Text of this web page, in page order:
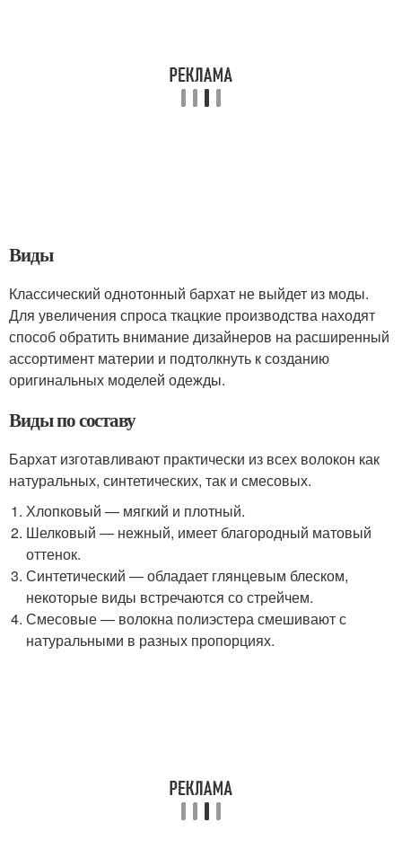
Виды
Классический однотонный бархат не выйдет из моды.
Для увеличения спроса ткацкие производства находят
способ обратить внимание дизайнеров на расширенный
ассортимент материи и подтолкнуть к созданию
оригинальных моделей одежды.
Виды по составу
Бархат изготавливают практически из всех волокон как
натуральных, синтетических, так и смесовых.
Хлопковый — мягкий и плотный.
Шелковый — нежный, имеет благородный матовый
оттенок.
Синтетический — обладает глянцевым блеском,
некоторые виды встречаются со стрейчем.
Смесовые — волокна полиэстера смешивают с
натуральными в разных пропорциях.